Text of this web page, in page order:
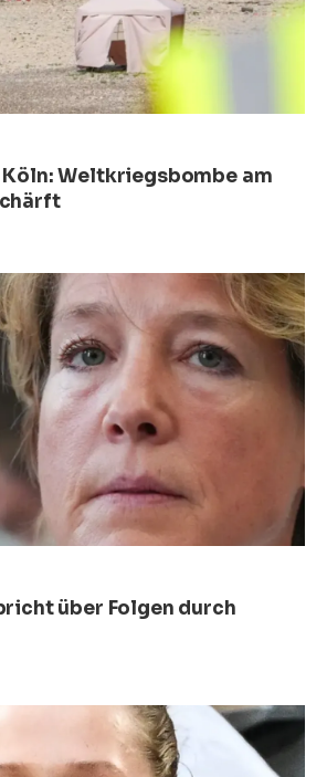
Köln: Weltkriegsbombe am
über Folgen durch